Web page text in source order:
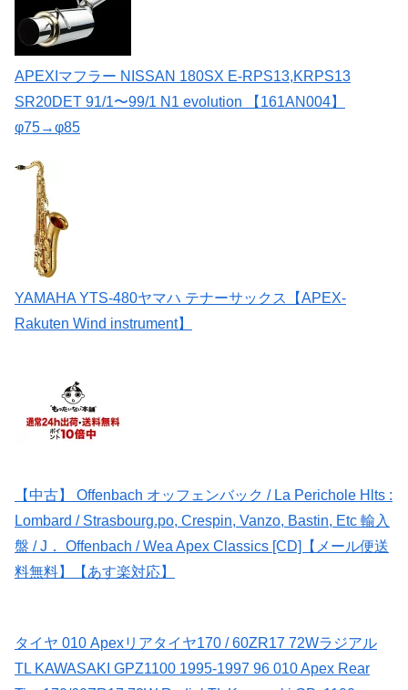
APEXIマフラー NISSAN 180SX E-RPS13,KRPS13
SR20DET 91/1〜99/1 N1 evolution 【161AN004】
φ75→φ85
YAMAHA YTS-480ヤマハ テナーサックス【APEX-
Rakuten Wind instrument】
【中古】 Offenbach オッフェンバック / La Perichole Hlts :
Lombard / Strasbourg.po, Crespin, Vanzo, Bastin, Etc 輸入
盤 / J． Offenbach / Wea Apex Classics [CD]【メール便送
料無料】【あす楽対応】
タイヤ 010 Apexリアタイヤ170 / 60ZR17 72Wラジアル
TL KAWASAKI GPZ1100 1995-1997 96 010 Apex Rear